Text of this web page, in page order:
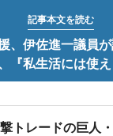
記事本文を読む
、伊佐進一議員
『私生活には使え
トレードの巨人